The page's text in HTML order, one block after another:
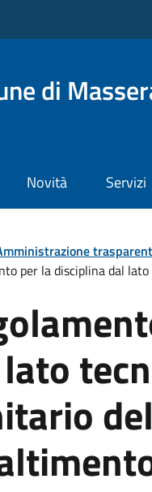
di
Novità Servizi
per la disciplina dal